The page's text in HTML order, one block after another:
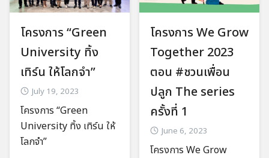
โครงการ “Green
University ทิ้ง
เทิร์น ให้โลกจำ”
July 19, 2023
โครงการ “Green
University ทิ้ง เทิร์น ให้
โลกจำ”
โครงการ We Grow
Together 2023
ตอน #ชวนเพื่อน
ปลูก The series
ครั้งที่ 1
June 6, 2023
โครงการ We Grow